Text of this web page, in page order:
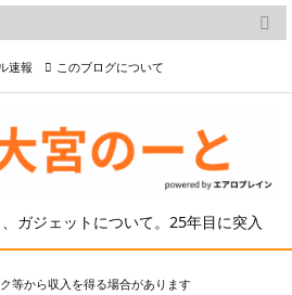
ガジェットについて。25年目に突入

メニュー

検索
速報 このブログについて
等から収入を得る場合があります